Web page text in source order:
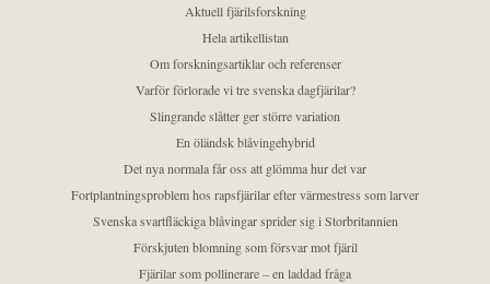
Aktuell fjärilsforskning
Hela artikellistan
Om forskningsartiklar och referenser
Varför förlorade vi tre svenska dagfjärilar?
Slingrande slåtter ger större variation
En öländsk blåvingehybrid
Det nya normala får oss att glömma hur det var
Fortplantningsproblem hos rapsfjärilar efter värmestress som larver
Svenska svartfläckiga blåvingar sprider sig i Storbritannien
Förskjuten blomning som försvar mot fjäril
Fjärilar som pollinerare – en laddad fråga